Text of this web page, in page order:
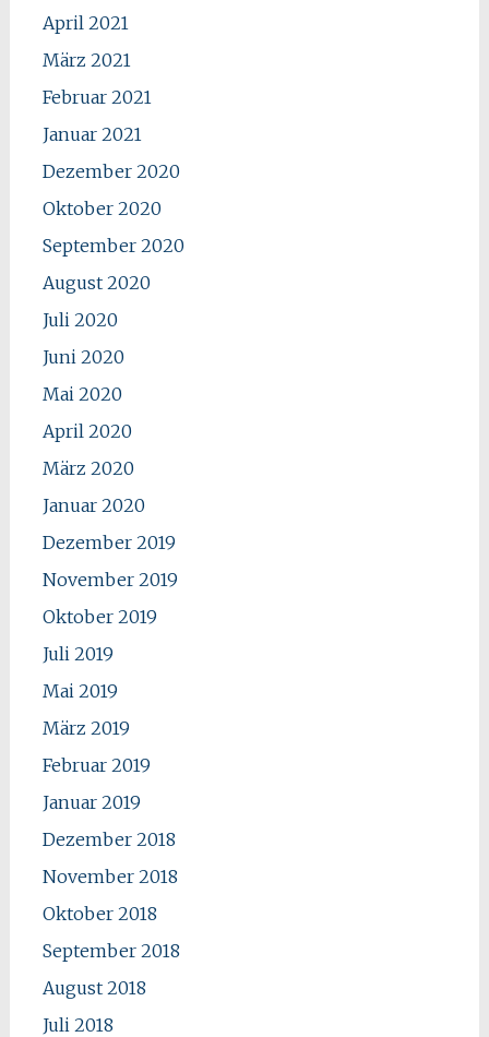
April 2021
März 2021
Februar 2021
Januar 2021
Dezember 2020
Oktober 2020
September 2020
August 2020
Juli 2020
Juni 2020
Mai 2020
April 2020
März 2020
Januar 2020
Dezember 2019
November 2019
Oktober 2019
Juli 2019
Mai 2019
März 2019
Februar 2019
Januar 2019
Dezember 2018
November 2018
Oktober 2018
September 2018
August 2018
Juli 2018